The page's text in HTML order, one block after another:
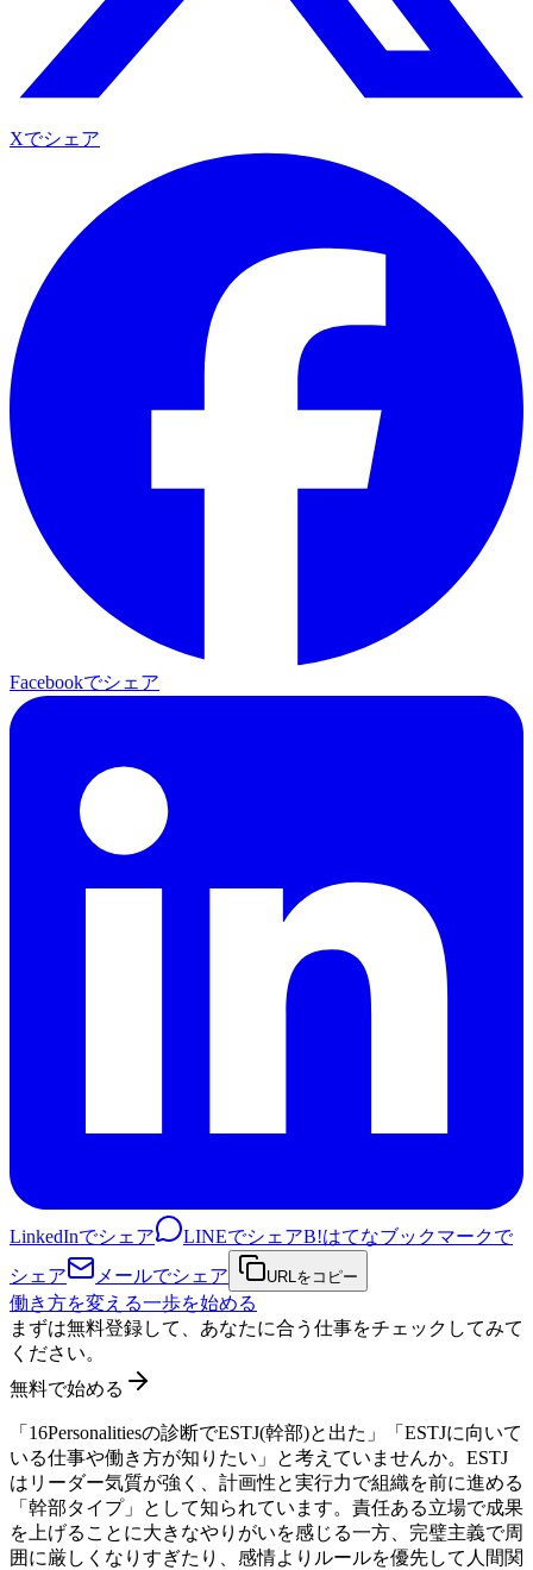
Xでシェア
Facebookでシェア
LinkedInでシェア LINEでシェアB!はてなブックマークで
シェア
メールでシェア URLをコピー
働き方を変える一歩を始める
まずは無料登録して、あなたに合う仕事をチェックしてみて
ください。
無料で始める
「16Personalitiesの診断でESTJ(幹部)と出た」「ESTJに向いて
いる仕事や働き方が知りたい」と考えていませんか。ESTJ
はリーダー気質が強く、計画性と実行力で組織を前に進める
「幹部タイプ」として知られています。責任ある立場で成果
を上げることに大きなやりがいを感じる一方、完璧主義で周
囲に厳しくなりすぎたり、感情よりルールを優先して人間関